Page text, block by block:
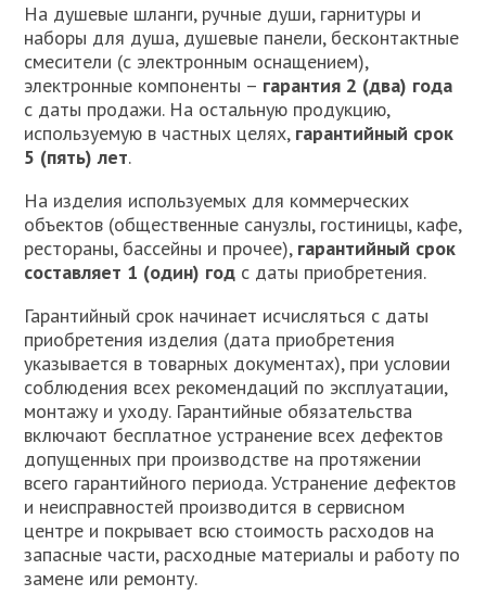
На душевые шланги, ручные души, гарнитуры и
наборы для душа, душевые панели, бесконтактные
смесители (с электронным оснащением),
электронные компоненты – гарантия 2 (два) года
с даты продажи. На остальную продукцию,
используемую в частных целях, гарантийный срок
5 (пять) лет.
На изделия используемых для коммерческих
объектов (общественные санузлы, гостиницы, кафе,
рестораны, бассейны и прочее), гарантийный срок
составляет 1 (один) год с даты приобретения.
Гарантийный срок начинает исчисляться с даты
приобретения изделия (дата приобретения
указывается в товарных документах), при условии
соблюдения всех рекомендаций по эксплуатации,
монтажу и уходу. Гарантийные обязательства
включают бесплатное устранение всех дефектов
допущенных при производстве на протяжении
всего гарантийного периода. Устранение дефектов
и неисправностей производится в сервисном
центре и покрывает всю стоимость расходов на
запасные части, расходные материалы и работу по
замене или ремонту.